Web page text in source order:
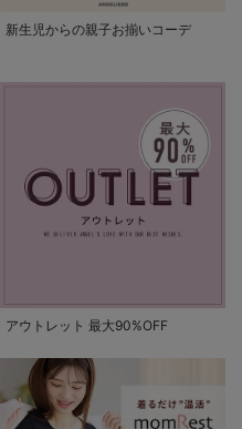
新生児からの親子お揃いコーデ
アウトレット 最大90%OFF